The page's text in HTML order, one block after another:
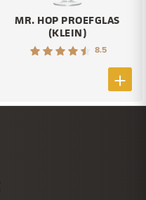
MR. HOP PROEFGLAS
(KLEIN)
8.5